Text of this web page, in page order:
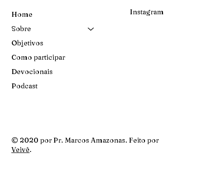
Home
Sobre
Objetivos
Como participar
Devocionais
Podcast
Instagram
© 2020 por Pr. Marcos Amazonas. Feito por
Veivê.